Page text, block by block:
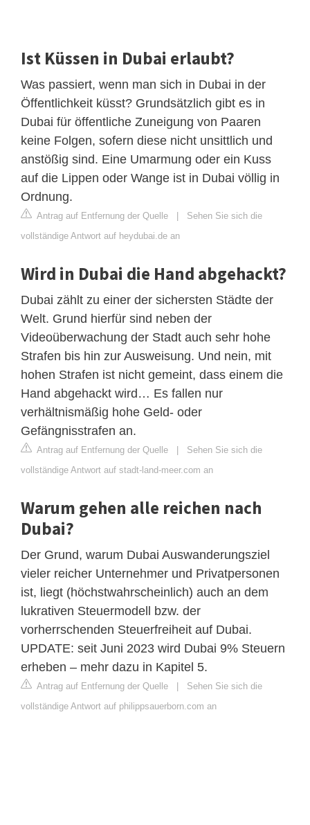
Ist Küssen in Dubai erlaubt?
Was passiert, wenn man sich in Dubai in der
Öffentlichkeit küsst? Grundsätzlich gibt es in
Dubai für öffentliche Zuneigung von Paaren
keine Folgen, sofern diese nicht unsittlich und
anstößig sind. Eine Umarmung oder ein Kuss
auf die Lippen oder Wange ist in Dubai völlig in
Ordnung.
Antrag auf Entfernung der Quelle | Sehen Sie sich die
vollständige Antwort auf heydubai.de an
Wird in Dubai die Hand abgehackt?
Dubai zählt zu einer der sichersten Städte der
Welt. Grund hierfür sind neben der
Videoüberwachung der Stadt auch sehr hohe
Strafen bis hin zur Ausweisung. Und nein, mit
hohen Strafen ist nicht gemeint, dass einem die
Hand abgehackt wird… Es fallen nur
verhältnismäßig hohe Geld- oder
Gefängnisstrafen an.
Antrag auf Entfernung der Quelle | Sehen Sie sich die
vollständige Antwort auf stadt-land-meer.com an
Warum gehen alle reichen nach
Dubai?
Der Grund, warum Dubai Auswanderungsziel
vieler reicher Unternehmer und Privatpersonen
ist, liegt (höchstwahrscheinlich) auch an dem
lukrativen Steuermodell bzw. der
vorherrschenden Steuerfreiheit auf Dubai.
UPDATE: seit Juni 2023 wird Dubai 9% Steuern
erheben – mehr dazu in Kapitel 5.
Antrag auf Entfernung der Quelle | Sehen Sie sich die
vollständige Antwort auf philippsauerborn.com an